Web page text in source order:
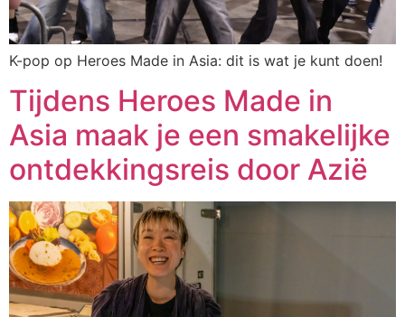
K-pop op Heroes Made in Asia: dit is wat je kunt doen!
Tijdens Heroes Made in
Asia maak je een smakelijke
ontdekkingsreis door Azië